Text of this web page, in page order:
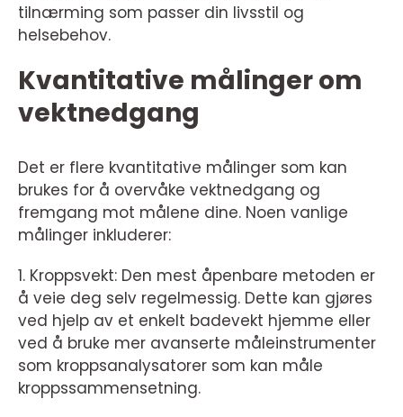
tilnærming som passer din livsstil og
helsebehov.
Kvantitative målinger om
vektnedgang
Det er flere kvantitative målinger som kan
brukes for å overvåke vektnedgang og
fremgang mot målene dine. Noen vanlige
målinger inkluderer:
1. Kroppsvekt: Den mest åpenbare metoden er
å veie deg selv regelmessig. Dette kan gjøres
ved hjelp av et enkelt badevekt hjemme eller
ved å bruke mer avanserte måleinstrumenter
som kroppsanalysatorer som kan måle
kroppssammensetning.